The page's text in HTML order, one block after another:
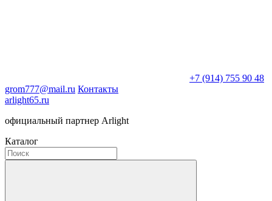
+7 (914) 755 90 48
grom777@mail.ru Контакты
arlight65.ru
официальный партнер Arlight
Каталог